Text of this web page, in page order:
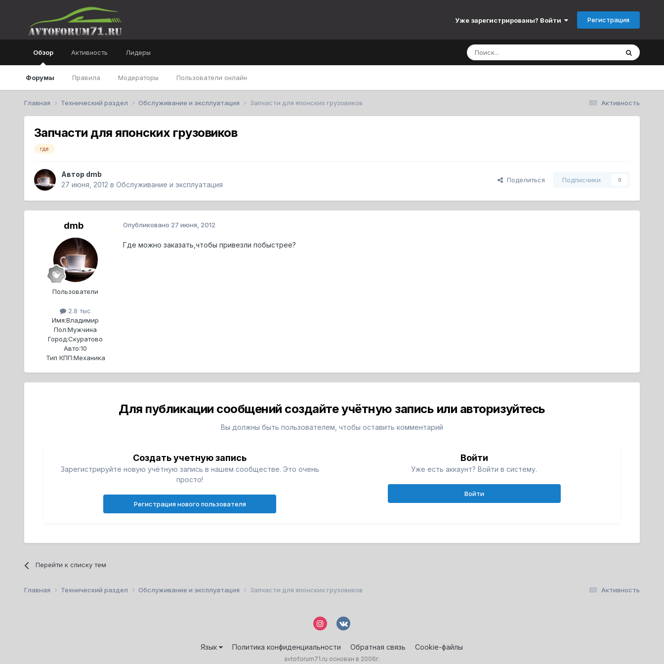
Уже зарегистрированы? Войти Регистрация
Обзор
Форумы Правила Модераторы Пользователи онлайн
Активность Лидеры
Активность
Главная Технический раздел Обслуживание и эксплуатация Запчасти для японских грузовиков
Запчасти для японских грузовиков
где
Автор dmb
27 июня, 2012 в Обслуживание и эксплуатация
Поделиться Подписчики 0
dmb
Пользователи
2.8 тыс
Имя:Владимир
Пол:Мужчина
Город:Скуратово
Авто:10
Тип КПП:Механика
Опубликовано 27 июня, 2012
Где можно заказать,чтобы привезли побыстрее?
Для публикации сообщений создайте учётную запись или авторизуйтесь
Вы должны быть пользователем, чтобы оставить комментарий
Создать учетную запись
Зарегистрируйте новую учётную запись в нашем сообществе. Это очень
просто!
Регистрация нового пользователя
Войти
Уже есть аккаунт? Войти в систему.
Войти
Перейти к списку тем
Активность
Главная Технический раздел Обслуживание и эксплуатация Запчасти для японских грузовиков
Язык Политика конфиденциальности Обратная связь Cookie-файлы
avtoforum71.ru основан в 2006г.